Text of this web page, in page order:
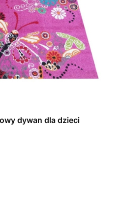
dywan dla dzieci